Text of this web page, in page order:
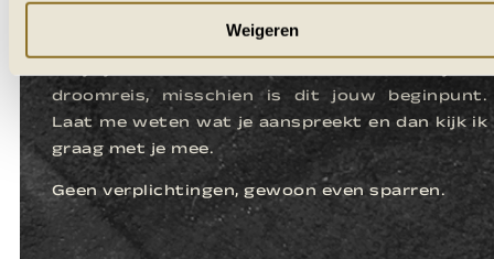
Weigeren
KENNISMAKEN
Zie je jezelf al zitten daar? Misschien is dit jouw
droomreis, misschien is dit jouw beginpunt.
Laat me weten wat je aanspreekt en dan kijk ik
graag met je mee.
Geen verplichtingen, gewoon even sparren.